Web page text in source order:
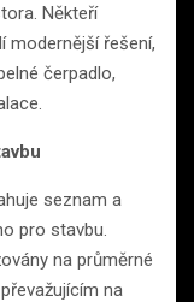
Někteří
modernější řešení,
čerpadlo,
seznam a
pro stavbu.
na průměrné
na